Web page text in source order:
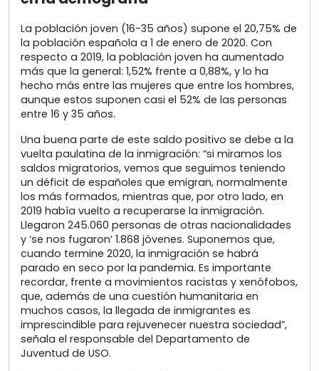
La población joven (16-35 años) supone el 20,75% de
la población española a 1 de enero de 2020. Con
respecto a 2019, la población joven ha aumentado
más que la general: 1,52% frente a 0,88%, y lo ha
hecho más entre las mujeres que entre los hombres,
aunque estos suponen casi el 52% de las personas
entre 16 y 35 años.
Una buena parte de este saldo positivo se debe a la
vuelta paulatina de la inmigración: “si miramos los
saldos migratorios, vemos que seguimos teniendo
un déficit de españoles que emigran, normalmente
los más formados, mientras que, por otro lado, en
2019 había vuelto a recuperarse la inmigración.
Llegaron 245.060 personas de otras nacionalidades
y ‘se nos fugaron’ 1.868 jóvenes. Suponemos que,
cuando termine 2020, la inmigración se habrá
parado en seco por la pandemia. Es importante
recordar, frente a movimientos racistas y xenófobos,
que, además de una cuestión humanitaria en
muchos casos, la llegada de inmigrantes es
imprescindible para rejuvenecer nuestra sociedad”,
señala el responsable del Departamento de
Juventud de USO.